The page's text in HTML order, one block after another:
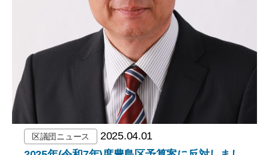
区議団ニュース
2025.04.01